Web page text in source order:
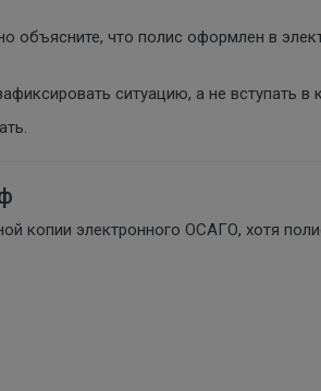
объясните, что полис оформлен в
ситуацию, а не вступать в
копии электронного ОСАГО, хотя